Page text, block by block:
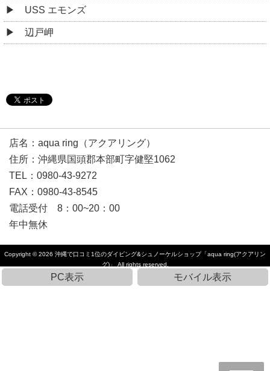
USS エモンズ
辺戸岬
店名：aqua ring（アクアリング）
住所：沖縄県国頭郡本部町字健堅1062
TEL：0980-43-9272
FAX：0980-43-8545
電話受付 8：00~20：00
年中無休
Copyright © 2026 沖縄で口コミ1位のダイビング&シュノーケルショップ「aqua ring(アクアリン
グ)」
All rights reserved.
PC表示 モバイル表示